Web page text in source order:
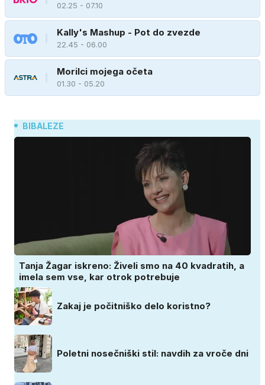
02.25 - 07.10
Kally's Mashup - Pot do zvezde
22.45 - 06.00
Morilci mojega očeta
01.30 - 05.20
BIBALEZE
Tanja Žagar iskreno: Živeli smo na 40 kvadratih, a
imela sem vse, kar otrok potrebuje
Zakaj je počitniško delo koristno?
Poletni nosečniški stil: navdih za vroče dni